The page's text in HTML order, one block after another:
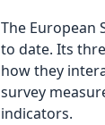
The European
to date. Its
how they
survey
indicators.